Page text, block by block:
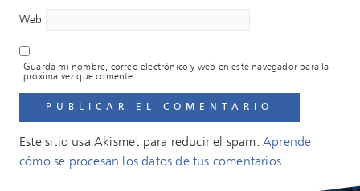
Web
Guarda mi nombre, correo electrónico y web en este navegador para la
próxima vez que comente.
Este sitio usa Akismet para reducir el spam. Aprende
cómo se procesan los datos de tus comentarios.